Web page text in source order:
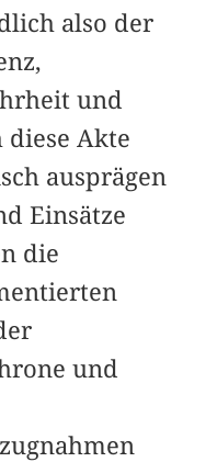
also der
und
diese Akte
ausprägen
Einsätze
die
und